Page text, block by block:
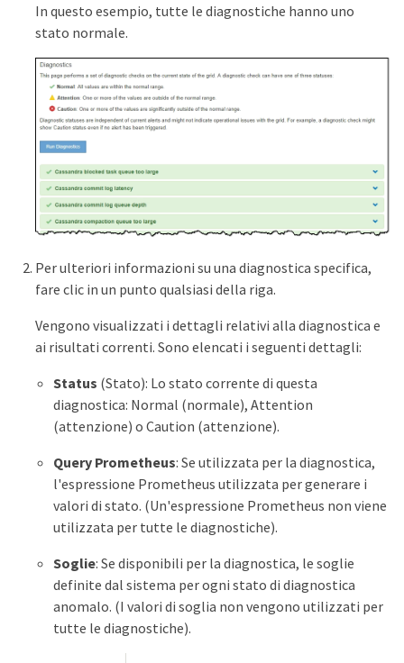
In questo esempio, tutte le diagnostiche hanno uno
stato normale.
Per ulteriori informazioni su una diagnostica specifica,
fare clic in un punto qualsiasi della riga.
Vengono visualizzati i dettagli relativi alla diagnostica e
ai risultati correnti. Sono elencati i seguenti dettagli:
Status (Stato): Lo stato corrente di questa
diagnostica: Normal (normale), Attention
(attenzione) o Caution (attenzione).
Query Prometheus: Se utilizzata per la diagnostica,
l'espressione Prometheus utilizzata per generare i
valori di stato. (Un'espressione Prometheus non viene
utilizzata per tutte le diagnostiche).
Soglie: Se disponibili per la diagnostica, le soglie
definite dal sistema per ogni stato di diagnostica
anomalo. (I valori di soglia non vengono utilizzati per
tutte le diagnostiche).